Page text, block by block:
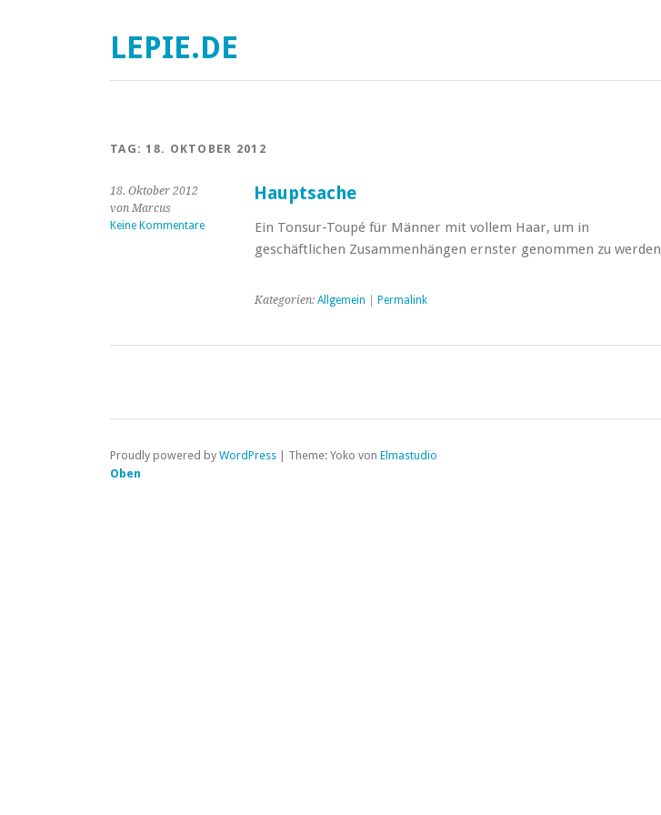
LEPIE.DE
TAG:18. OKTOBER 2012
18. Oktober 2012
von Marcus
Keine Kommentare
Hauptsache
Ein Tonsur-Toupé für Männer mit vollem Haar, um in
geschäftlichen Zusammenhängen ernster genommen zu werden
Kategorien: Allgemein Permalink
Proudly powered by WordPress Theme: Yoko von Elmastudio
Oben